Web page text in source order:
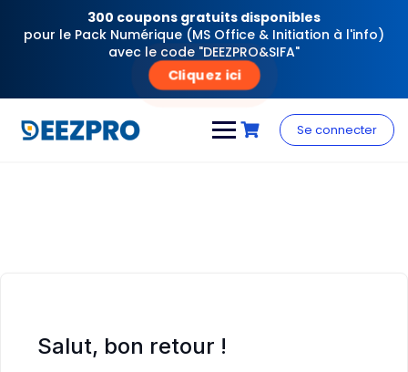
300 coupons gratuits disponibles
pour le Pack Numérique (MS Office & Initiation à l'info)
avec le code "DEEZPRO&SIFA"
Cliquez ici
content
Se connecter
Salut, bon retour !